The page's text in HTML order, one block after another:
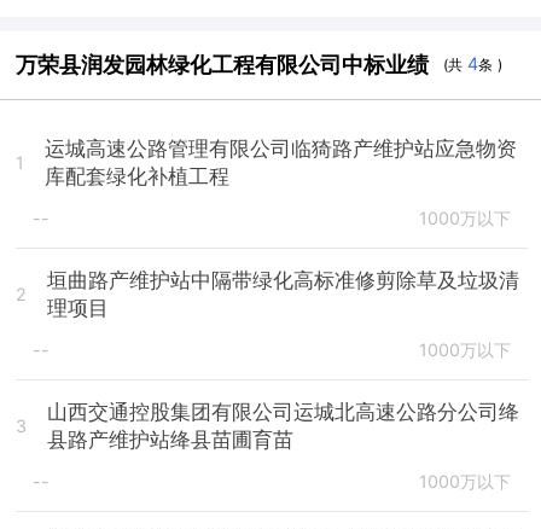
万荣县润发园林绿化工程有限公司中标业绩 (共4条 )
1
运城高速公路管理有限公司临猗路产维护站应急物资
库配套绿化补植工程
-- 1000万以下
2
垣曲路产维护站中隔带绿化高标准修剪除草及垃圾清
理项目
-- 1000万以下
3
山西交通控股集团有限公司运城北高速公路分公司绛
县路产维护站绛县苗圃育苗
-- 1000万以下